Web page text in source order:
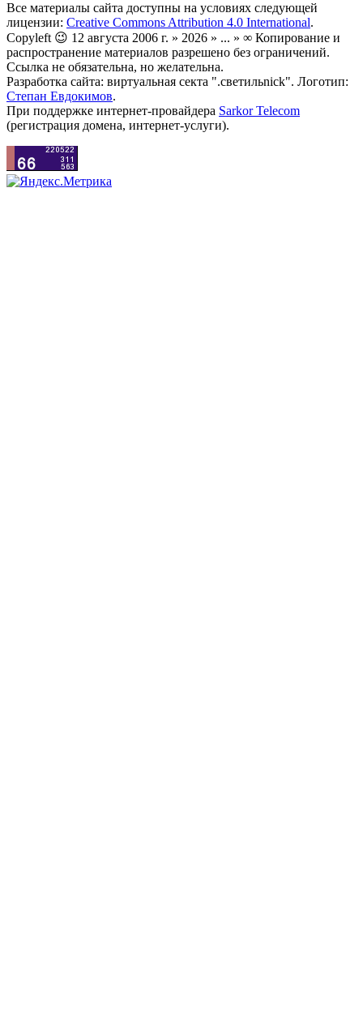
Все материалы сайта доступны на условиях следующей
лицензии: Creative Commons Attribution 4.0 International.
Copyleft 😉 12 августа 2006 г. » 2026 » ... » ∞ Копирование и
распространение материалов разрешено без ограничений.
Ссылка не обязательна, но желательна.
Разработка сайта: виртуальная секта ".светильnick". Логотип:
Степан Евдокимов.
При поддержке интернет-провайдера Sarkor Telecom
(регистрация домена, интернет-услуги).